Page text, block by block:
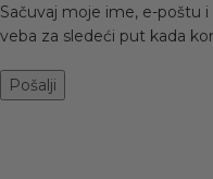
Sačuvaj moje ime, e-poštu
veba za sledeći put kada